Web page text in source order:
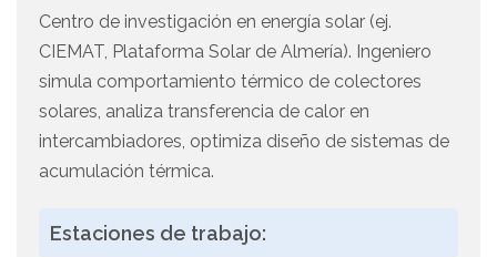
Centro de investigación en energía solar (ej.
CIEMAT, Plataforma Solar de Almería). Ingeniero
simula comportamiento térmico de colectores
solares, analiza transferencia de calor en
intercambiadores, optimiza diseño de sistemas de
acumulación térmica.
Estaciones de trabajo: